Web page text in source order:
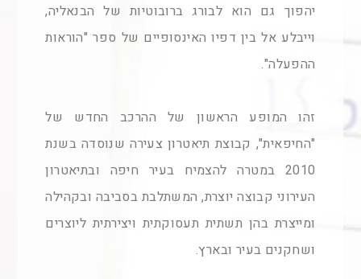
יהפוך גם הוא לבורג ברובוטיות של הבנאליה,
וייבלע אל בין דפיו האינסופיים של ספר "הוראות
ההפעלה".
זהו המופע הראשון של ההרכב החדש של
"החיפאית", קבוצת תיאטרון צעירה שנוסדה בשנת
2010 במטרה להצמיח בעיר חיפה ובתיאטרון
העירוני קבוצה יוצרת, המשתלבת בסביבה ובקהילה
ומייצרת בהן תשתית תעסוקתית ויצירתית ליוצרים
ושחקנים בעיר ובארץ.